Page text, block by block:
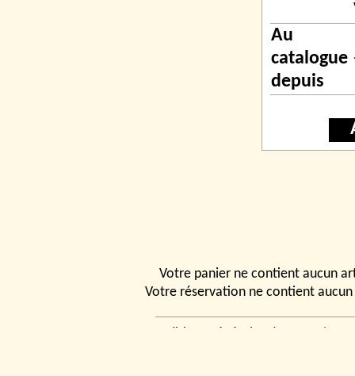
Au
catalogue
depuis
Votre panier ne contient aucun
Votre réservation ne contient